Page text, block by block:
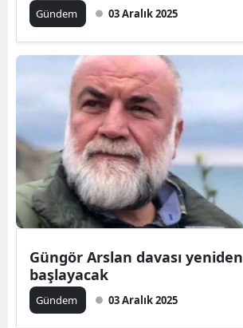
Gündem 03 Aralık 2025
Güngör Arslan davası yeniden
başlayacak
Gündem 03 Aralık 2025